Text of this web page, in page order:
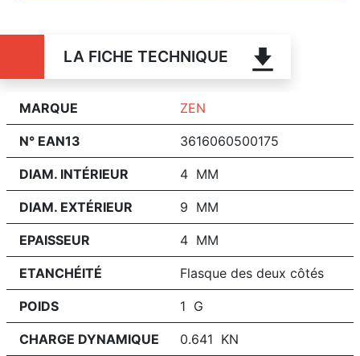
LA FICHE TECHNIQUE
MARQUE ZEN
N° EAN13 3616060500175
DIAM. INTÉRIEUR 4 MM
DIAM. EXTÉRIEUR 9 MM
EPAISSEUR 4 MM
ETANCHÉITÉ Flasque des deux côtés
POIDS 1 G
CHARGE DYNAMIQUE 0.641 KN